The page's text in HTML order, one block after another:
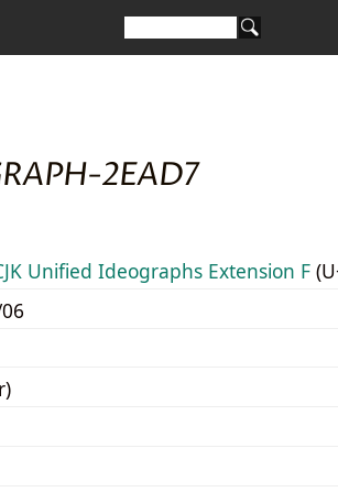
2EAD7
Unified Ideographs Extension F